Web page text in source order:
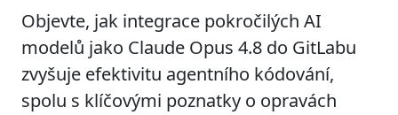
Objevte, jak integrace pokročilých AI
modelů jako Claude Opus 4.8 do GitLabu
zvyšuje efektivitu agentního kódování,
spolu s klíčovými poznatky o opravách